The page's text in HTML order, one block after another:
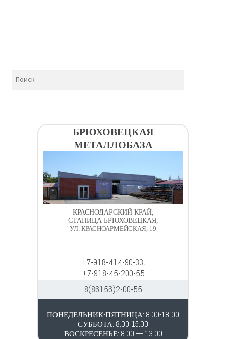
БРЮХОВЕЦКАЯ
МЕТАЛЛОБАЗА
КРАСНОДАРСКИЙ КРАЙ,
СТАНИЦА БРЮХОВЕЦКАЯ,
УЛ. КРАСНОАРМЕЙСКАЯ, 19
+7-918-414-90-33,
+7-918-45-200-55
8(86156)2-00-55
ПОНЕДЕЛЬНИК-ПЯТНИЦА: 8.00-18.00
СУББОТА: 8.00-15.00
ВОСКРЕСЕНЬЕ: 8.00 — 13.00